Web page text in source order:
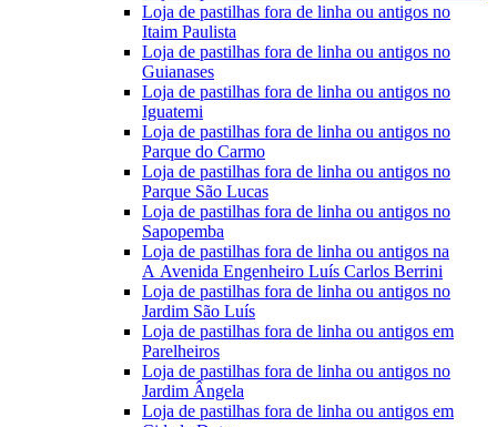
Loja de pastilhas fora de linha ou antigos no
Itaim Paulista
Loja de pastilhas fora de linha ou antigos no
Guianases
Loja de pastilhas fora de linha ou antigos no
Iguatemi
Loja de pastilhas fora de linha ou antigos no
Parque do Carmo
Loja de pastilhas fora de linha ou antigos no
Parque São Lucas
Loja de pastilhas fora de linha ou antigos no
Sapopemba
Loja de pastilhas fora de linha ou antigos na
A Avenida Engenheiro Luís Carlos Berrini
Loja de pastilhas fora de linha ou antigos no
Jardim São Luís
Loja de pastilhas fora de linha ou antigos em
Parelheiros
Loja de pastilhas fora de linha ou antigos no
Jardim Ângela
Loja de pastilhas fora de linha ou antigos em